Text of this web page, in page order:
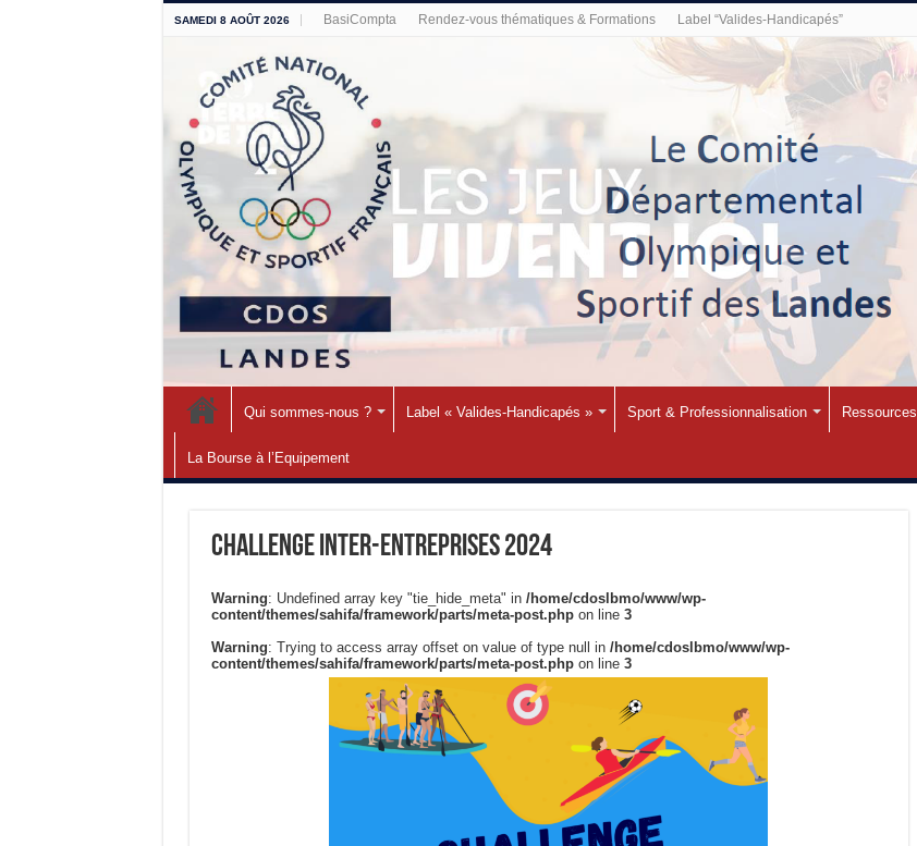
SAMEDI 8 AOÛT 2026 BasiCompta Rendez-vous thématiques & Formations Label “Valides-Handicapés”
Qui sommes-nous ? Label « Valides-Handicapés » Sport & Professionnalisation Ressources
La Bourse à l’Equipement
Challenge Inter-Entreprises 2024
Warning: Undefined array key "tie_hide_meta" in /home/cdoslbmo/www/wp-
content/themes/sahifa/framework/parts/meta-post.phpon line 3
Warning: Trying to access array offset on value of type null in /home/cdoslbmo/www/wp-
content/themes/sahifa/framework/parts/meta-post.phpon line 3